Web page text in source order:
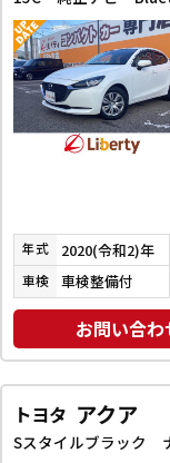
年式 2020(令和2)年
車検 車検整備付
お問い合わ
トヨタ アクア